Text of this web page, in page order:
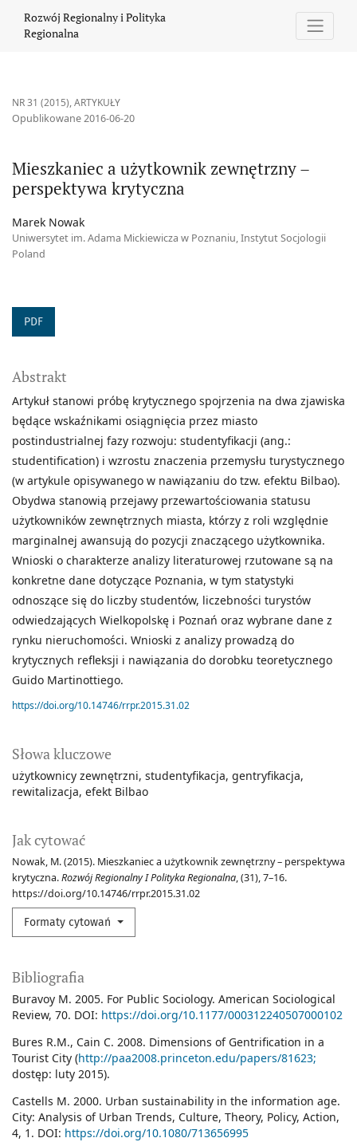
Rozwój Regionalny i Polityka
Regionalna
NR 31 (2015),ARTYKUŁY
Mieszkaniec a użytkownik zewnętrzny –
perspektywa krytyczna
Opublikowane 2016-06-20
Marek Nowak
Uniwersytet im. Adama Mickiewicza w Poznaniu, Instytut Socjologii
Poland
PDF
Słowa kluczowe
użytkownicy zewnętrzni studentyfikacja gentryfikacja
rewitalizacja efekt Bilbao
Jak cytować
Nowak, M. (2015). Mieszkaniec a użytkownik zewnętrzny – perspektywa
krytyczna.Rozwój Regionalny I Polityka Regionalna, (31), 7–16.
https://doi.org/10.14746/rrpr.2015.31.02
Formaty cytowań
Abstrakt
Artykuł stanowi próbę krytycznego spojrzenia na dwa zjawiska
będące wskaźnikami osiągnięcia przez miasto
postindustrialnej fazy rozwoju: studentyfikacji (ang.:
studentification) i wzrostu znaczenia przemysłu turystycznego
(w artykule opisywanego w nawiązaniu do tzw. efektu Bilbao).
Obydwa stanowią przejawy przewartościowania statusu
użytkowników zewnętrznych miasta, którzy z roli względnie
marginalnej awansują do pozycji znaczącego użytkownika.
Wnioski o charakterze analizy literaturowej rzutowane są na
konkretne dane dotyczące Poznania, w tym statystyki
odnoszące się do liczby studentów, liczebności turystów
odwiedzających Wielkopolskę i Poznań oraz wybrane dane z
rynku nieruchomości. Wnioski z analizy prowadzą do
krytycznych refleksji i nawiązania do dorobku teoretycznego
Guido Martinottiego.
https://doi.org/10.14746/rrpr.2015.31.02
Bibliografia
Buravoy M. 2005. For Public Sociology. American Sociological
Review, 70. DOI: https://doi.org/10.1177/000312240507000102
Bures R.M., Cain C. 2008. Dimensions of Gentrification in a
Tourist City (http://paa2008.princeton.edu/papers/81623;
dostęp: luty 2015).
Castells M. 2000. Urban sustainability in the information age.
City: Analysis of Urban Trends, Culture, Theory, Policy, Action,
4, 1. DOI: https://doi.org/10.1080/713656995